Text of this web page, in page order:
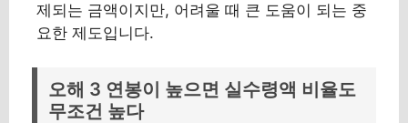
제되는 금액이지만, 어려울 때 큰 도움이 되는 중
요한 제도입니다.
오해 3 연봉이 높으면 실수령액 비율도
무조건 높다